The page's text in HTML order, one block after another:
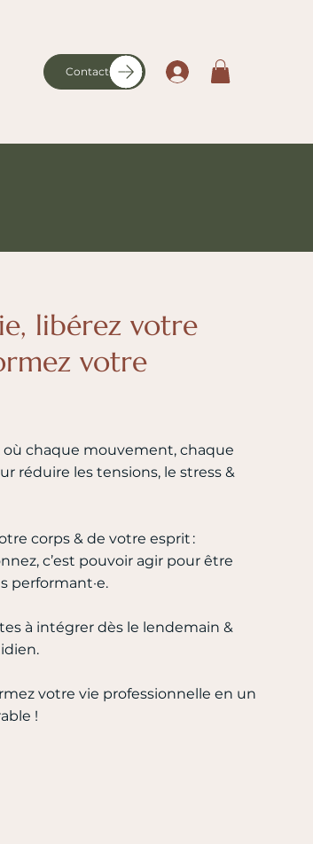
Contact
libérez votre
votre
où chaque mouvement, chaque
réduire les tensions, le stress &
corps & de votre esprit :
c’est pouvoir agir pour être
performant·e.
à intégrer dès le lendemain &
votre vie professionnelle en un
!